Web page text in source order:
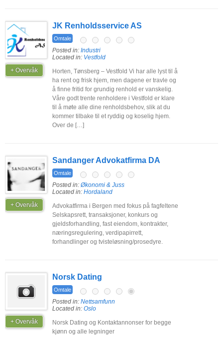
+ Overvåk
JK Renholdsservice AS
Omtale
Posted in: Industri
Located in: Vestfold
Horten, Tønsberg – Vestfold Vi har alle lyst til å
ha rent og frisk hjem, men dagene er travle og
å finne fritid for grundig renhold er vanskelig.
Våre godt trente renholdere i Vestfold er klare
til å møte alle dine renholdsbehov, slik at du
kommer tilbake til et ryddig og koselig hjem.
Over de […]
+ Overvåk
Sandanger Advokatfirma DA
Omtale
Posted in: Økonomi & Juss
Located in: Hordaland
Advokatfirma i Bergen med fokus på fagfeltene
Selskapsrett, transaksjoner, konkurs og
gjeldsforhandling, fast eiendom, kontrakter,
næringsregulering, verdipapirrett,
forhandlinger og tvisteløsning/prosedyre.
+ Overvåk
Norsk Dating
Omtale
Posted in: Nettsamfunn
Located in: Oslo
Norsk Dating og Kontaktannonser for begge
kjønn og alle legninger